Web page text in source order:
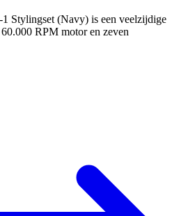
Stylingset (Navy) is een veelzijdige
RPM motor en zeven